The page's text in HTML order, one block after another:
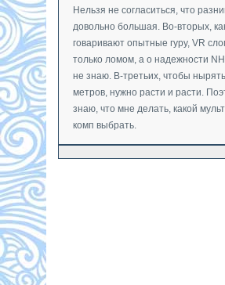
Нельзя не согласиться, что
довольно большая. Во-вторых,
говаривают опытные гуру, VR
только ломом, а о надежности
не знаю. В-третьих, чтобы
метров, нужно расти и расти.
знаю, что мне делать, какой
комп выбрать.